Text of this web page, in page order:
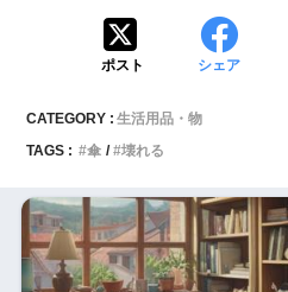
ポスト シェア
CATEGORY : 生活用品・物
TAGS :
傘 壊れる